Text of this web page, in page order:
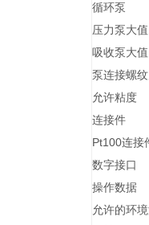
循环泵
压力泵大
吸收泵大
泵连接螺
允许粘度
连接件
Pt100连接
数字接口
操作数据
允许的环